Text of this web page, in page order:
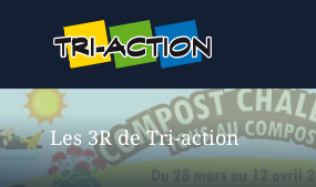
Les 3R de Tri-action